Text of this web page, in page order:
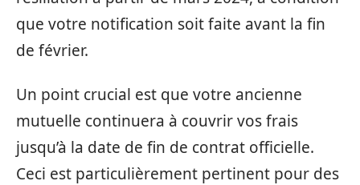
que votre notification soit faite avant la fin
de février.
Un point crucial est que votre ancienne
mutuelle continuera à couvrir vos frais
jusqu’à la date de fin de contrat officielle.
Ceci est particulièrement pertinent pour des